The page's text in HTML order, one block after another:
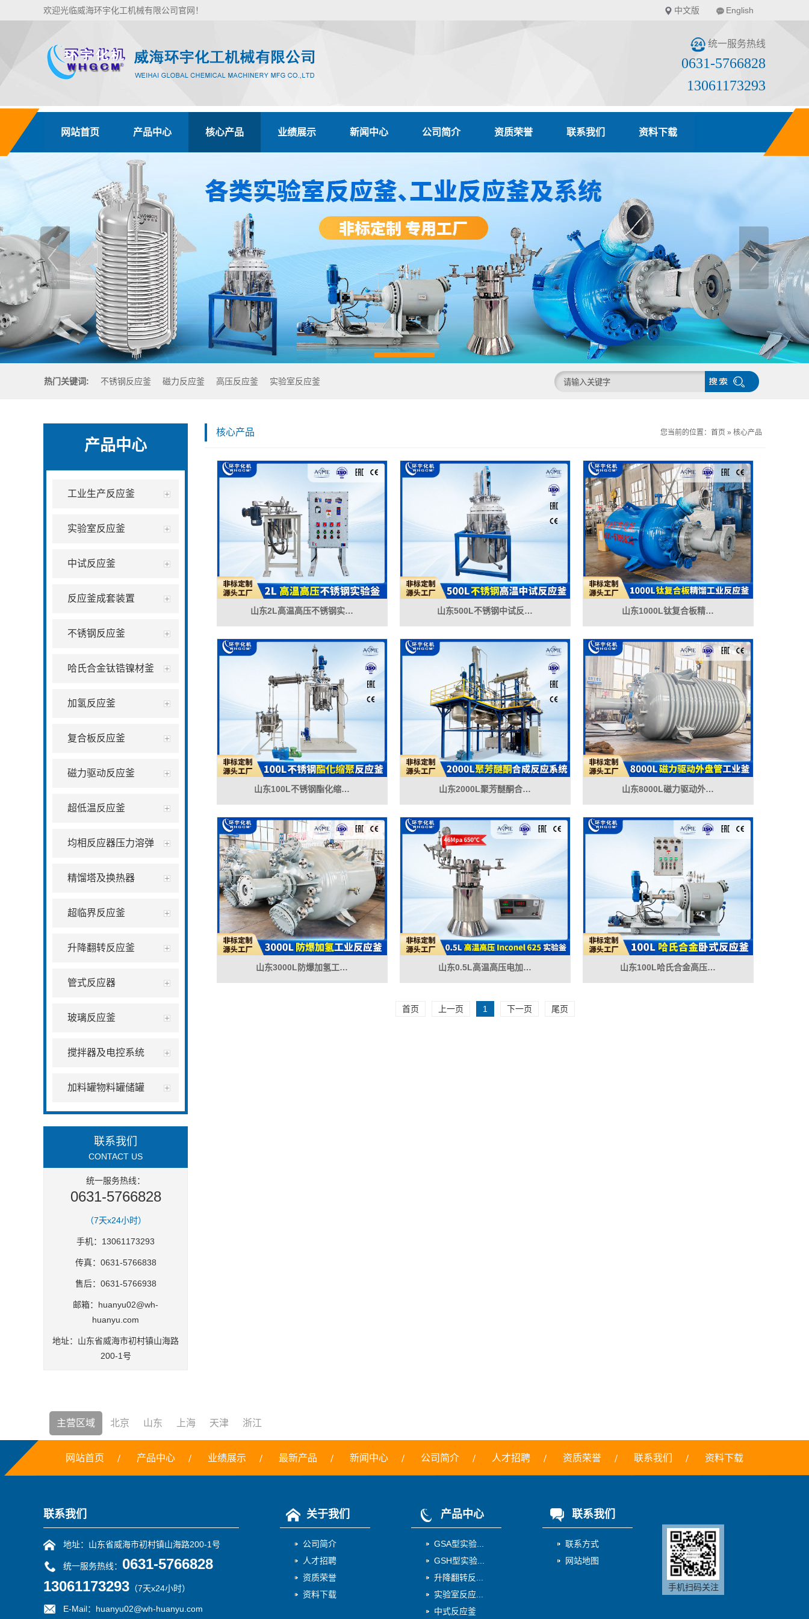
欢迎光临威海环宇化工机械有限公司官网！ 中文版 English
统一服务热线
0631-5766828
13061173293
网站首页 产品中心 核心产品 业绩展示 新闻中心 公司简介 资质荣誉 联系我们 资料下载
热门关键词: 不锈钢反应釜 磁力反应釜 高压反应釜 实验室反应釜
产品中心
工业生产反应釜
实验室反应釜
中试反应釜
反应釜成套装置
不锈钢反应釜
哈氏合金钛锆镍材釜
加氢反应釜
复合板反应釜
磁力驱动反应釜
超低温反应釜
均相反应器压力溶弹
精馏塔及换热器
超临界反应釜
升降翻转反应釜
管式反应器
玻璃反应釜
搅拌器及电控系统
加料罐物料罐储罐
联系我们
CONTACT US
统一服务热线：
0631-5766828
（7天x24小时）
手机：13061173293
传真：0631-5766838
售后：0631-5766938
邮箱： huanyu02@wh-
huanyu.com
地址：山东省威海市初村镇山海路
200-1号
核心产品 您当前的位置： 首页 » 核心产品
山东2L高温高压不锈钢实… 山东500L不锈钢中试反… 山东1000L钛复合板精…
山东100L不锈钢酯化缩… 山东2000L聚芳醚酮合… 山东8000L磁力驱动外…
山东3000L防爆加氢工… 山东0.5L高温高压电加… 山东100L哈氏合金高压…
首页 上一页 1 下一页 尾页
主营区域 北京 山东 上海 天津 浙江
网站首页 产品中心 业绩展示 最新产品 新闻中心 公司简介 人才招聘 资质荣誉 联系我们 资料下载
联系我们
地址：山东省威海市初村镇山海路200-1号
统一服务热线： 0631-5766828
13061173293 （7天x24小时）
E-Mail：huanyu02@wh-huanyu.com
关于我们
公司简介
人才招聘
资质荣誉
资料下载
产品中心
GSA型实验...
GSH型实验...
升降翻转反...
实验室反应...
中式反应釜
联系我们
联系方式
网站地图
手机扫码关注
焚烧炉 铣边机 干冰 露点仪 三恒系统